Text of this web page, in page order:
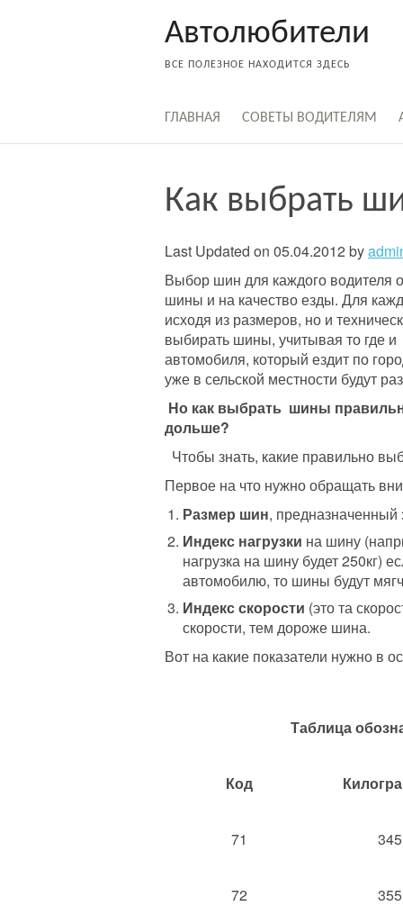
Автолюбители
ВСЕ ПОЛЕЗНОЕ НАХОДИТСЯ ЗДЕСЬ
ГЛАВНАЯ СОВЕТЫ ВОДИТЕЛЯМ
Как выбрать
Last Updated on 05.04.2012 by
Выбор шин для каждого водителя
шины и на качество езды. Для
исходя из размеров, но и
выбирать шины, учитывая то где
автомобиля, который ездит по
уже в сельской местности будут
Но как выбрать шины
дольше?
Чтобы знать, какие правильно
Первое на что нужно обращать
Размер шин,
Индекс нагрузки на шину
нагрузка на шину будет 250кг)
автомобилю, то шины будут
Индекс скорости (это та
скорости, тем дороже шина.
Вот на какие показатели нужно в
Таблица
Код
71 345
72 355